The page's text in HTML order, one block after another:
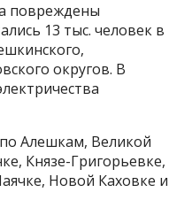
повреждены
13 тыс. человек в
округов. В
Алешкам, Великой
Князе-Григорьевке,
Новой Каховке и